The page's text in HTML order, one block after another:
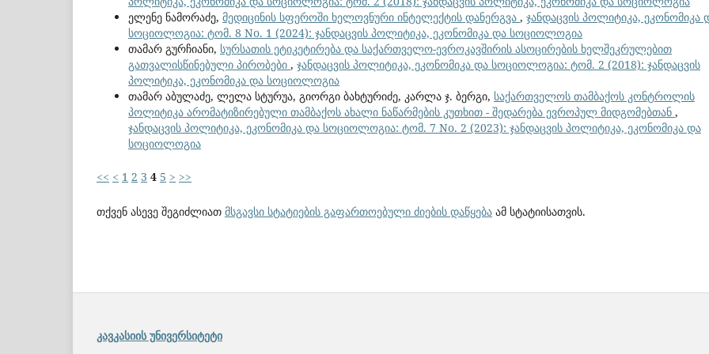
ელენე ნამორაძე, მედიცინის სფეროში ხელოვნური ინტელექტის დანერგვა , ჯანდაცვის პოლიტიკა, ეკონომიკა
სოციოლოგია: ტომ. 8 No. 1 (2024): ჯანდაცვის პოლიტიკა, ეკონომიკა და სოციოლოგია
თამარ გურჩიანი, სურსათის ეტიკეტირება და საქართველო-ევროკავშირის ასოცირების ხელშეკრულებით
გათვალისწინებული პირობები , ჯანდაცვის პოლიტიკა, ეკონომიკა და სოციოლოგია: ტომ. 2 (2018): ჯანდაცვის
პოლიტიკა, ეკონომიკა და სოციოლოგია
თამარ აბულაძე, ლელა სტურუა, გიორგი ბახტურიძე, კარლა ჯ. ბერგი, საქართველოს თამბაქოს კონტროლის
პოლიტიკა არომატიზირებული თამბაქოს ახალი ნაწარმების კუთხით - შედარება ევროპულ მიდგომებთან ,
ჯანდაცვის პოლიტიკა, ეკონომიკა და სოციოლოგია: ტომ. 7 No. 2 (2023): ჯანდაცვის პოლიტიკა, ეკონომიკა და
სოციოლოგია
<< < 1 2 3 4 5 > >>
თქვენ ასევე შეგიძლიათ მსგავსი სტატიების გაფართოებული ძიების დაწყება ამ სტატიისათვის.
კავკასიის უნივერსიტეტი